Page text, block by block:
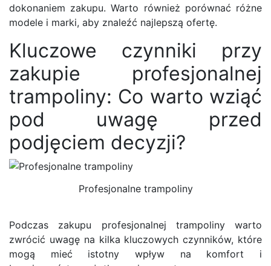
dokonaniem zakupu. Warto również porównać różne
modele i marki, aby znaleźć najlepszą ofertę.
Kluczowe czynniki przy
zakupie profesjonalnej
trampoliny: Co warto wziąć
pod uwagę przed
podjęciem decyzji?
Profesjonalne trampoliny
Podczas zakupu profesjonalnej trampoliny warto
zwrócić uwagę na kilka kluczowych czynników, które
mogą mieć istotny wpływ na komfort i